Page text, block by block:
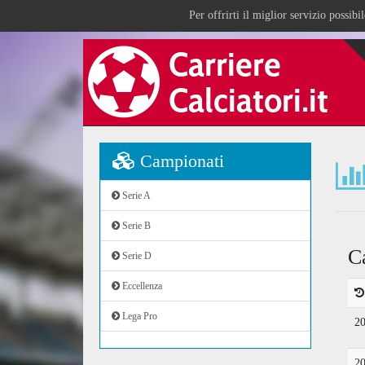
Per offrirti il miglior servizio
Campionati
Serie A
Serie B
Serie D
Eccellenza
Lega Pro